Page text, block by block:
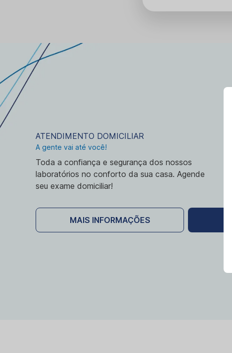
ATENDIMENTO DOMICILIAR
A gente vai até você!
Toda a confiança e segurança dos nossos
laboratórios no conforto da sua casa. Agende
seu exame domiciliar!
MAIS INFORMAÇÕES